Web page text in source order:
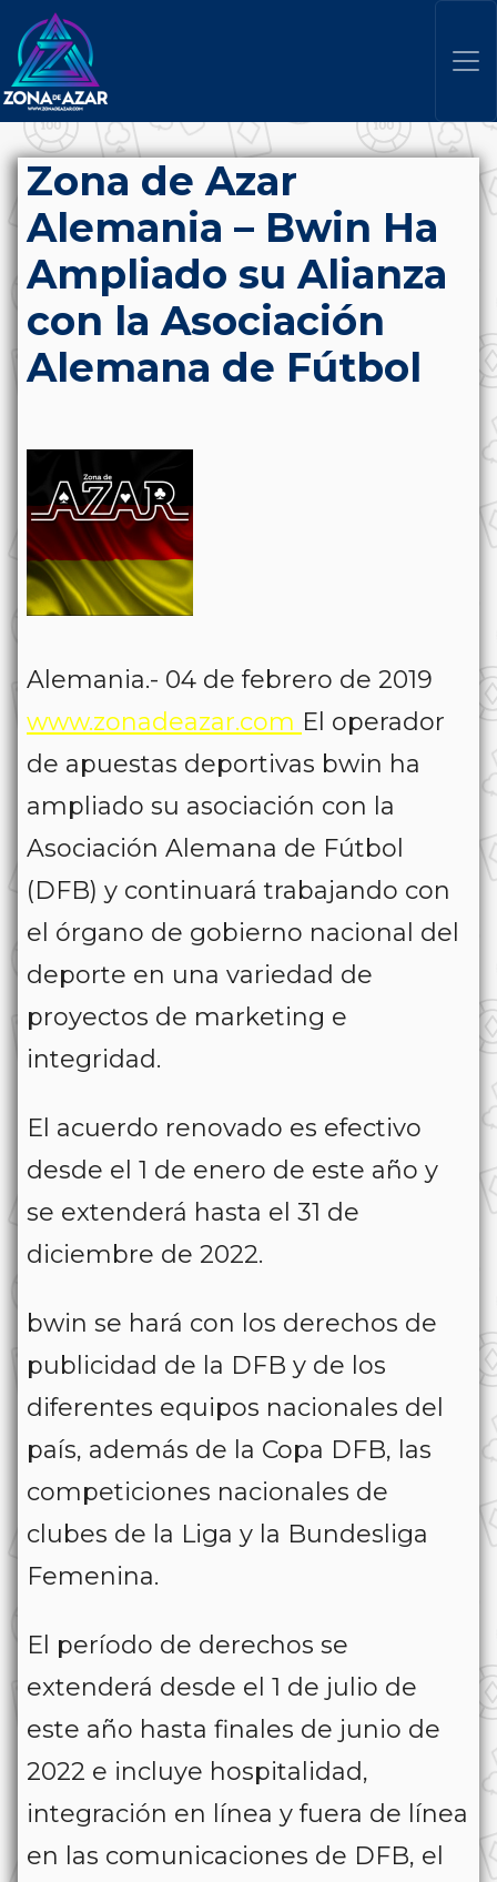
Zona de Azar
Alemania – Bwin Ha
Ampliado su Alianza
con la Asociación
Alemana de Fútbol
Alemania.- 04 de febrero de 2019
www.zonadeazar.com El operador
de apuestas deportivas bwin ha
ampliado su asociación con la
Asociación Alemana de Fútbol
(DFB) y continuará trabajando con
el órgano de gobierno nacional del
deporte en una variedad de
proyectos de marketing e
integridad.
El acuerdo renovado es efectivo
desde el 1 de enero de este año y
se extenderá hasta el 31 de
diciembre de 2022.
bwin se hará con los derechos de
publicidad de la DFB y de los
diferentes equipos nacionales del
país, además de la Copa DFB, las
competiciones nacionales de
clubes de la Liga y la Bundesliga
Femenina.
El período de derechos se
extenderá desde el 1 de julio de
este año hasta finales de junio de
2022 e incluye hospitalidad,
integración en línea y fuera de línea
en las comunicaciones de DFB, el